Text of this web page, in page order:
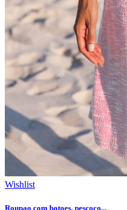
Wishlist
Roupao com botoes, pescoço...